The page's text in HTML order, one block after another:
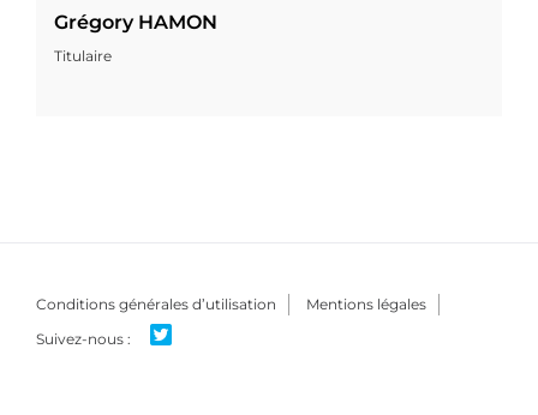
Grégory HAMON
Titulaire
Conditions générales d’utilisation Mentions légales